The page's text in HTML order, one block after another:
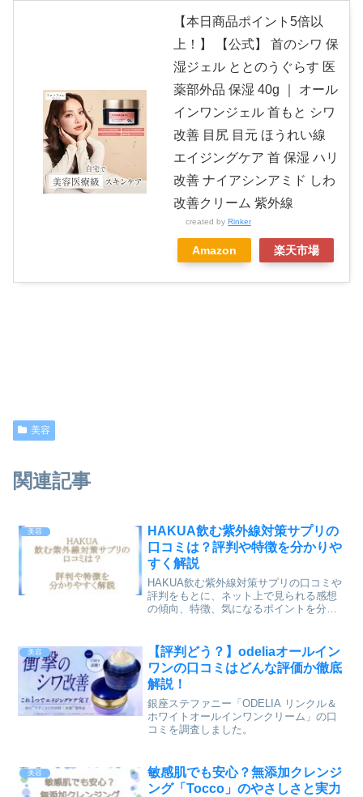
【本日商品ポイント5倍以
上！】 【公式】 首のシワ 保
湿ジェル ととのうぐらす 医
薬部外品 保湿 40g ｜ オール
インワンジェル 首もと シワ
改善 目尻 目元 ほうれい線
エイジングケア 首 保湿 ハリ
改善 ナイアシンアミド しわ
改善クリーム 紫外線
created by Rinker
Amazon 楽天市場
美容
関連記事
美容
HAKUA飲む紫外線対策サプリの
口コミは？評判や特徴を分かりや
すく解説
HAKUA飲む紫外線対策サプリの口コミや
評判をもとに、ネット上で見られる感想
の傾向、特徴、気になるポイントを分か
成分や選び方の参考情報も整理していま
す。
美容
【評判どう？】odeliaオールイン
ワンの口コミはどんな評価か徹底
解説！
銀座ステファニー「ODELIA リンクル＆
ホワイトオールインワンクリーム」の口
コミを調査しました。
美容
敏感肌でも安心？無添加クレンジ
ング「Tocco」のやさしさと実力